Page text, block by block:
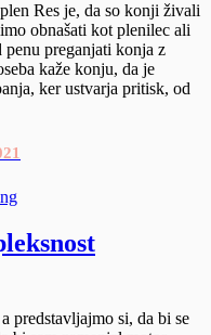
Res je, da so konji živali
obnašati kot plenilec ali
preganjati konja z
kaže konju, da je
ker ustvarja pritisk, od
predstavljajmo si, da bi se